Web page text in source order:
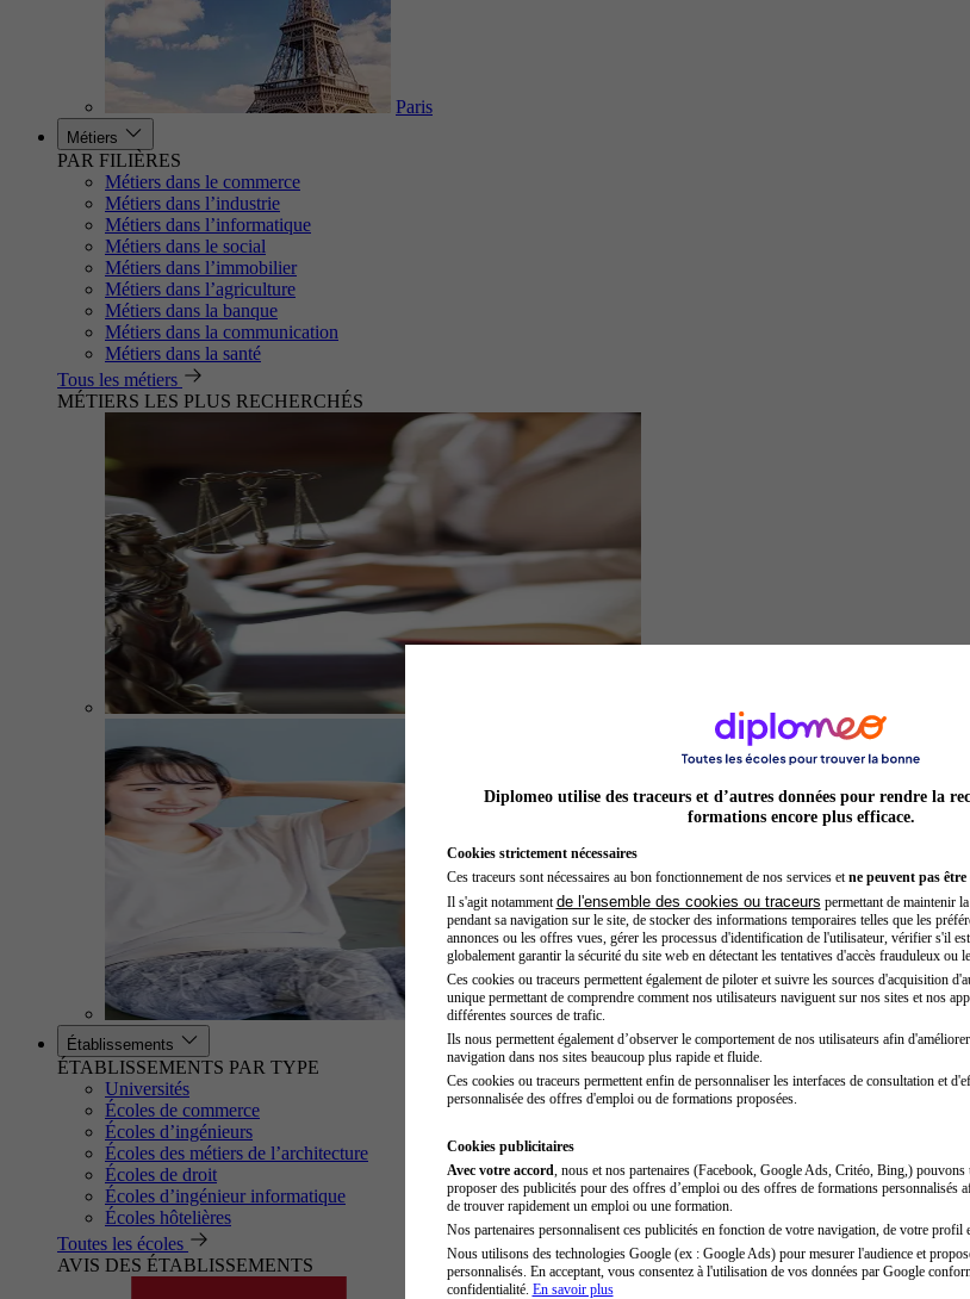
Paris
Métiers
PAR FILIÈRES
Métiers dans le commerce
Métiers dans l’industrie
Métiers dans l’informatique
Métiers dans le social
Métiers dans l’immobilier
Métiers dans l’agriculture
Métiers dans la banque
Métiers dans la communication
Métiers dans la santé
Tous les métiers
MÉTIERS LES PLUS RECHERCHÉS
Établissements
ÉTABLISSEMENTS PAR TYPE
Universités
Écoles de commerce
Écoles d’ingénieurs
Écoles des métiers de l’architecture
Écoles de droit
Écoles d’ingénieur informatique
Écoles hôtelières
Toutes les écoles
AVIS DES ÉTABLISSEMENTS
Diplomeo utilise des traceurs et d’autres données pour rendre la
formations encore plus efficace.
Cookies strictement nécessaires
Ces traceurs sont nécessaires au bon fonctionnement de nos services et ne peuvent pas être
Il s'agit notamment de l'ensemble des cookies ou traceurs permettant de maintenir
pendant sa navigation sur le site, de stocker des informations temporaires telles que les
annonces ou les offres vues, gérer les processus d'identification de l'utilisateur, vérifier s'il
globalement garantir la sécurité du site web en détectant les tentatives d'accès frauduleux ou
Ces cookies ou traceurs permettent également de piloter et suivre les sources d'acquisition
unique permettant de comprendre comment nos utilisateurs naviguent sur nos sites et nos
différentes sources de trafic.
Ils nous permettent également d’observer le comportement de nos utilisateurs afin
navigation dans nos sites beaucoup plus rapide et fluide.
Ces cookies ou traceurs permettent enfin de personnaliser les interfaces de consultation et
personnalisée des offres d'emploi ou de formations proposées.
Cookies publicitaires
Avec votre accord , nous et nos partenaires (Facebook, Google Ads, Critéo, Bing,)
proposer des publicités pour des offres d’emploi ou des offres de formations personnalisés
de trouver rapidement un emploi ou une formation.
Nos partenaires personnalisent ces publicités en fonction de votre navigation, de votre profil
Nous utilisons des technologies Google (ex : Google Ads) pour mesurer l'audience et
personnalisés. En acceptant, vous consentez à l'utilisation de vos données par Google
confidentialité. En savoir plus